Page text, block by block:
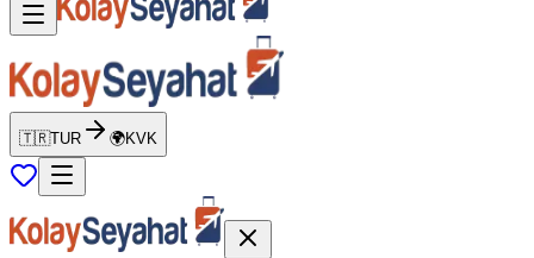
🇹🇷TUR 🌍KVK